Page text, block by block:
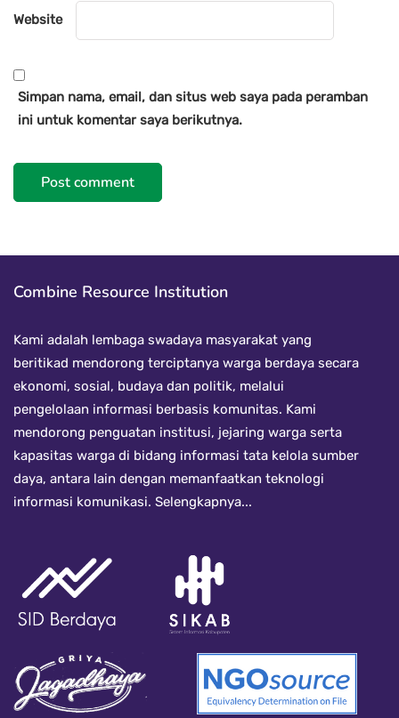
Website
Simpan nama, email, dan situs web saya pada peramban
ini untuk komentar saya berikutnya.
Combine Resource Institution
Kami adalah lembaga swadaya masyarakat yang
beritikad mendorong terciptanya warga berdaya secara
ekonomi, sosial, budaya dan politik, melalui
pengelolaan informasi berbasis komunitas. Kami
mendorong penguatan institusi, jejaring warga serta
kapasitas warga di bidang informasi tata kelola sumber
daya, antara lain dengan memanfaatkan teknologi
informasi komunikasi. Selengkapnya...